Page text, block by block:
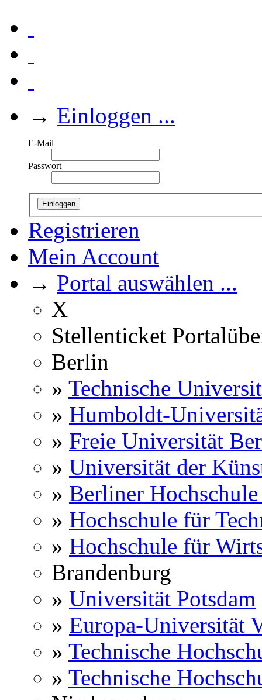
→ Einloggen ...
E-Mail
Passwort
Einloggen
Registrieren
Mein Account
→ Portal auswählen ...
X
Stellenticket
Berlin
» Technische
» Humboldt-
» Freie Universität
» Universität der
» Berliner
» Hochschule für
» Hochschule für
Brandenburg
» Universität Potsdam
» Europa-Universität
» Technische
» Technische